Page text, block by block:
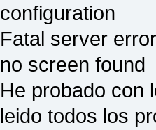
configuration
Fatal server
no screen found
He probado con
leido todos los